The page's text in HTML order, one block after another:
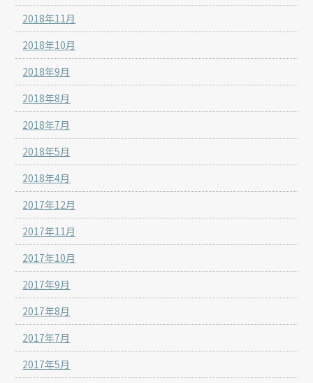
2018年11月
2018年10月
2018年9月
2018年8月
2018年7月
2018年5月
2018年4月
2017年12月
2017年11月
2017年10月
2017年9月
2017年8月
2017年7月
2017年5月